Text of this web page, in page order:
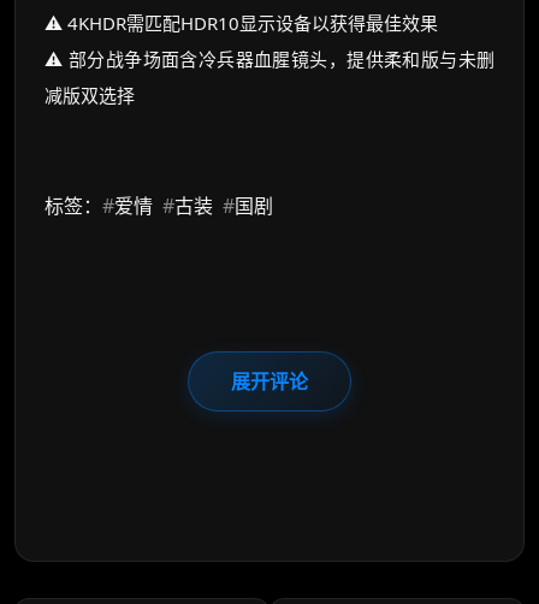
⚠️ 4KHDR需匹配HDR10显示设备以获得最佳效果
⚠️ 部分战争场面含冷兵器血腥镜头，提供柔和版与未删
减版双选择
标签： #爱情 #古装 #国剧
展开评论